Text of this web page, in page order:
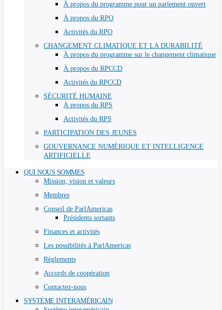
À propos du programme pour un parlement ouvert
À propos du RPO
Activités du RPO
CHANGEMENT CLIMATIQUE ET LA DURABILITÉ
À propos du programme sur le changement climatique
À propos du RPCCD
Activités du RPCCD
SÉCURITÉ HUMAINE
À propos du RPS
Activités du RPS
PARTICIPATION DES JEUNES
GOUVERNANCE NUMÉRIQUE ET INTELLIGENCE
ARTIFICIELLE
QUI NOUS SOMMES
Mission, vision et valeurs
Membres
Conseil de ParlAmericas
Présidents sortants
Finances et activités
Les possibilités à ParlAmericas
Règlements
Accords de coopération
Contactez-nous
SYSTÈME INTERAMÉRICAIN